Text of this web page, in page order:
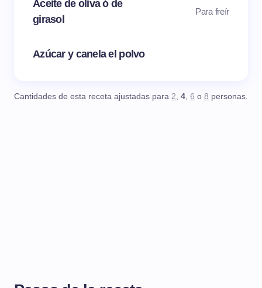
Aceite de oliva ó de
girasol
Para freír
Azúcar y canela el polvo
Cantidades de esta receta ajustadas para 2, 4, 6 o 8 personas.